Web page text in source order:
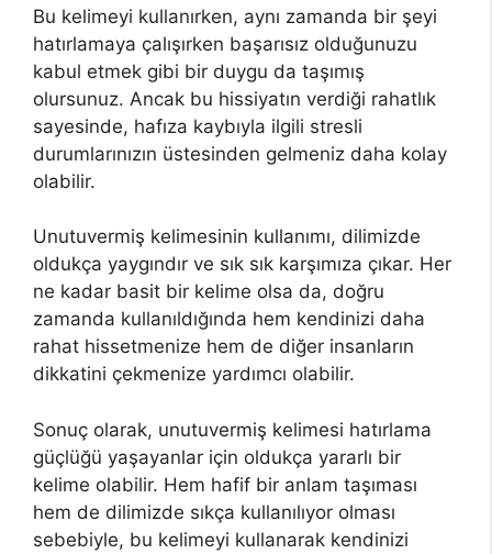
Bu kelimeyi kullanırken, aynı zamanda bir şeyi
hatırlamaya çalışırken başarısız olduğunuzu
kabul etmek gibi bir duygu da taşımış
olursunuz. Ancak bu hissiyatın verdiği rahatlık
sayesinde, hafıza kaybıyla ilgili stresli
durumlarınızın üstesinden gelmeniz daha kolay
olabilir.
Unutuvermiş kelimesinin kullanımı, dilimizde
oldukça yaygındır ve sık sık karşımıza çıkar. Her
ne kadar basit bir kelime olsa da, doğru
zamanda kullanıldığında hem kendinizi daha
rahat hissetmenize hem de diğer insanların
dikkatini çekmenize yardımcı olabilir.
Sonuç olarak, unutuvermiş kelimesi hatırlama
güçlüğü yaşayanlar için oldukça yararlı bir
kelime olabilir. Hem hafif bir anlam taşıması
hem de dilimizde sıkça kullanılıyor olması
sebebiyle, bu kelimeyi kullanarak kendinizi